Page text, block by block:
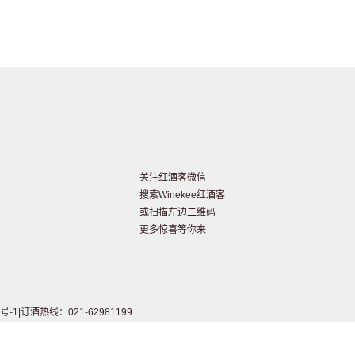
关注红酒客微信
搜索Winekee红酒客
或扫描左边二维码
更多惊喜等你来
-1 |订酒热线：021-62981199